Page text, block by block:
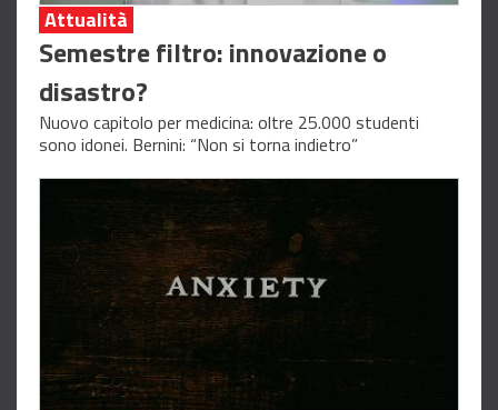
Attualità
Semestre filtro: innovazione o
disastro?
Nuovo capitolo per medicina: oltre 25.000 studenti
sono idonei. Bernini: “Non si torna indietro”